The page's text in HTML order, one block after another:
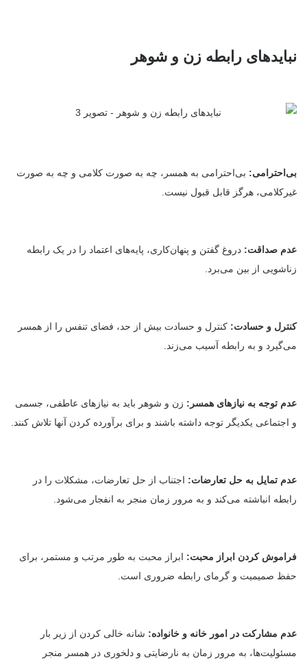
نبایدهای رابطه زن و شوهر
بی‌احترامی: بی‌احترامی به همسر، چه به صورت کلامی و چه به صورت
غیرکلامی، هرگز قابل قبول نیست.
عدم صداقت: دروغ گفتن و پنهان‌کاری، پایه‌های اعتماد را در یک رابطه
زناشویی از بین می‌برد.
کنترل و حسادت: کنترل و حسادت بیش از حد، فضای تنفس را از همسر
می‌گیرد و به رابطه آسیب می‌زند.
عدم توجه به نیازهای همسر: زن و شوهر باید به نیازهای عاطفی، جسمی
و اجتماعی یکدیگر توجه داشته باشند و برای برآورده کردن آنها تلاش کنند.
عدم تمایل به حل تعارضات: اجتناب از حل تعارضات، مشکلات را در
رابطه انباشته می‌کند و به مرور زمان منجر به انفجار می‌شود.
فراموش کردن ابراز محبت: ابراز محبت به طور مرتب و مستمر، برای
حفظ صمیمیت و گرمای رابطه ضروری است.
عدم مشارکت در امور خانه و خانواده: شانه خالی کردن از زیر بار
مسئولیت‌ها، به مرور زمان به نارضایتی و دلخوری در همسر منجر